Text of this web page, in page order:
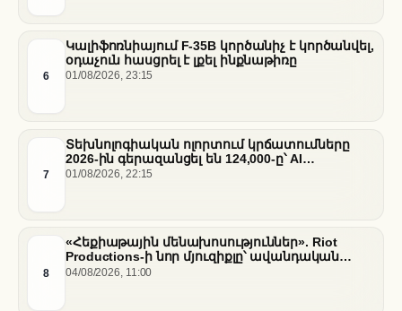
6
Կալիֆոռնիայում F-35B կործանիչ է կործանվել,
օդաչուն հասցրել է լքել ինքնաթիռը
01/08/2026, 23:15
7
Տեխնոլոգիական ոլորտում կրճատումները
2026-ին գերազանցել են 124,000-ը՝ AI
ենթակառուցվածքների վերաբաշխման ֆոնին
01/08/2026, 22:15
8
«Հեքիաթային մենախոսություններ». Riot
Productions-ի նոր մյուզիքլը՝ ավանդական
պատմությունների նոր վերաիմաստավորում
04/08/2026, 11:00